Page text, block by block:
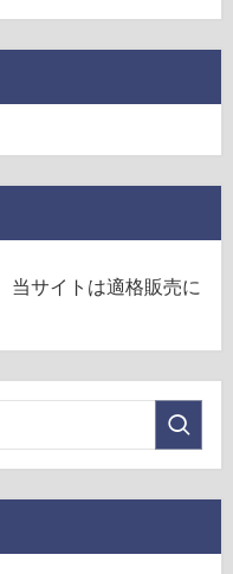
当サイトは適格販売に